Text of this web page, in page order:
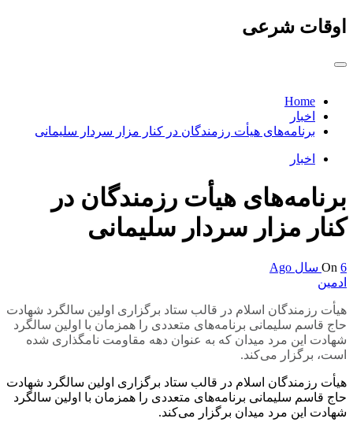
اوقات شرعی
Home
اخبار
برنامه‌های هیأت رزمندگان در کنار مزار سردار سلیمانی
اخبار
برنامه‌های هیأت رزمندگان در
کنار مزار سردار سلیمانی
On 6 سال Ago
ادمین
هیأت رزمندگان اسلام در قالب ستاد برگزاری اولین سالگرد شهادت
حاج قاسم سلیمانی برنامه‌های متعددی را همزمان با اولین سالگرد
شهادت این مرد میدان که به عنوان دهه مقاومت نامگذاری شده
است، برگزار می‌کند.
هیأت رزمندگان اسلام در قالب ستاد برگزاری اولین سالگرد شهادت
حاج قاسم سلیمانی برنامه‌های متعددی را همزمان با اولین سالگرد
شهادت این مرد میدان برگزار می‌کند.